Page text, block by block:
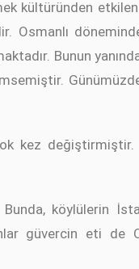
kültüründen
Osmanlı
Bunun
kez değiştirmiştir.
köylülerin
güvercin eti de